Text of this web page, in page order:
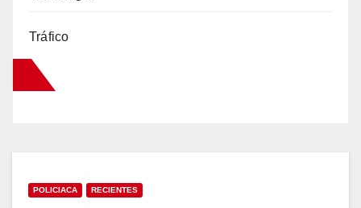
Tráfico
POLICIACA RECIENTES